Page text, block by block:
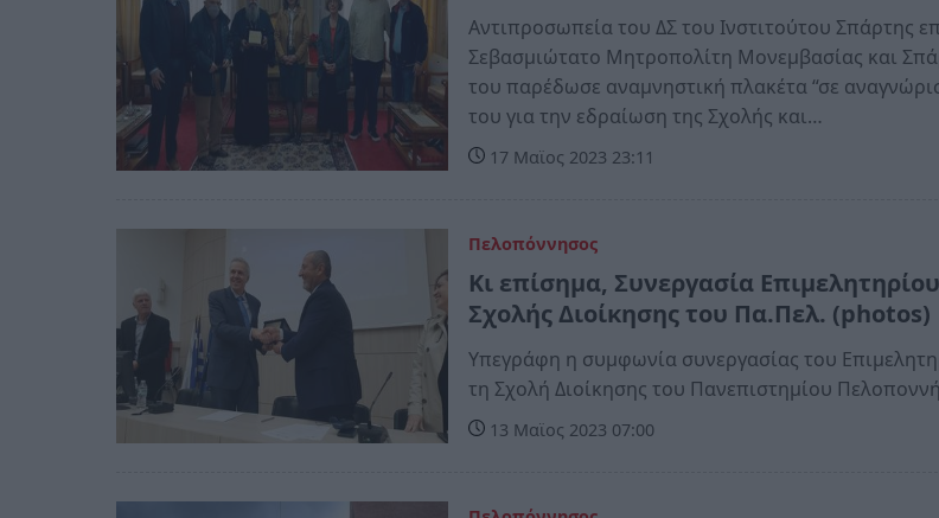
Αντιπροσωπεία του ΔΣ του Ινστιτούτου Σπάρτης
Σεβασμιώτατο Μητροπολίτη Μονεμβασίας και
του παρέδωσε αναμνηστική πλακέτα “σε
του για την εδραίωση της Σχολής και…
17 Μαϊος 2023 23:11
Πελοπόννησος
Κι επίσημα, Συνεργασία
Σχολής Διοίκησης του Πα.Πελ. (photos)
Υπεγράφη η συμφωνία συνεργασίας του
τη Σχολή Διοίκησης του Πανεπιστημίου
13 Μαϊος 2023 07:00